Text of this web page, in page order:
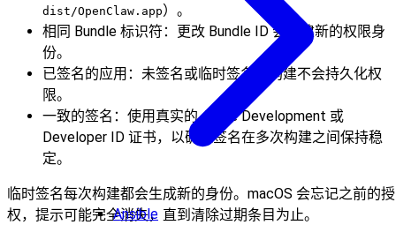
Ansible
dist/OpenClaw.app）。
相同 Bundle 标识符：更改 Bundle ID 会创建新的权限身
份。
已签名的应用：未签名或临时签名的构建不会持久化权
限。
一致的签名：使用真实的 Apple Development 或
Developer ID 证书，以确保签名在多次构建之间保持稳
定。
临时签名每次构建都会生成新的身份。macOS 会忘记之前的授
权，提示可能完全消失，直到清除过期条目为止。